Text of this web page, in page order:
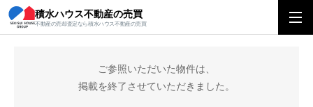
積水ハウス不動産の売買
不動産の売却査定なら積水ハウス不動産の売買
積水ハウス不動産の売買 関東エリアトップ
ご参照いただいた物件は、
掲載を終了させていただきました。